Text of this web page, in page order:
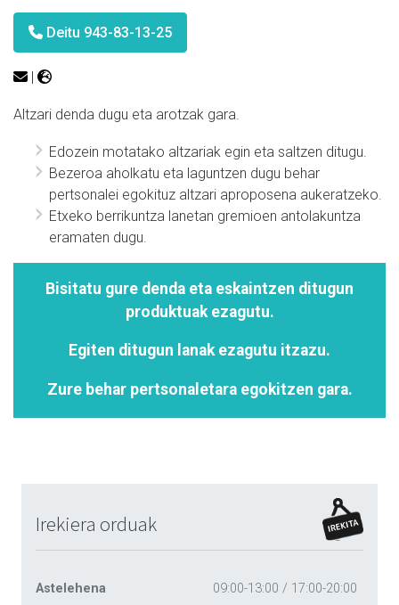
Deitu 943-83-13-25
Altzari denda dugu eta arotzak gara.
Edozein motatako altzariak egin eta saltzen ditugu.
Bezeroa aholkatu eta laguntzen dugu behar
pertsonalei egokituz altzari aproposena aukeratzeko.
Etxeko berrikuntza lanetan gremioen antolakuntza
eramaten dugu.
Bisitatu gure denda eta eskaintzen ditugun
produktuak ezagutu.
Egiten ditugun lanak ezagutu itzazu.
Zure behar pertsonaletara egokitzen gara.
Irekiera orduak
Astelehena
09:00-13:00 / 17:00-20:00